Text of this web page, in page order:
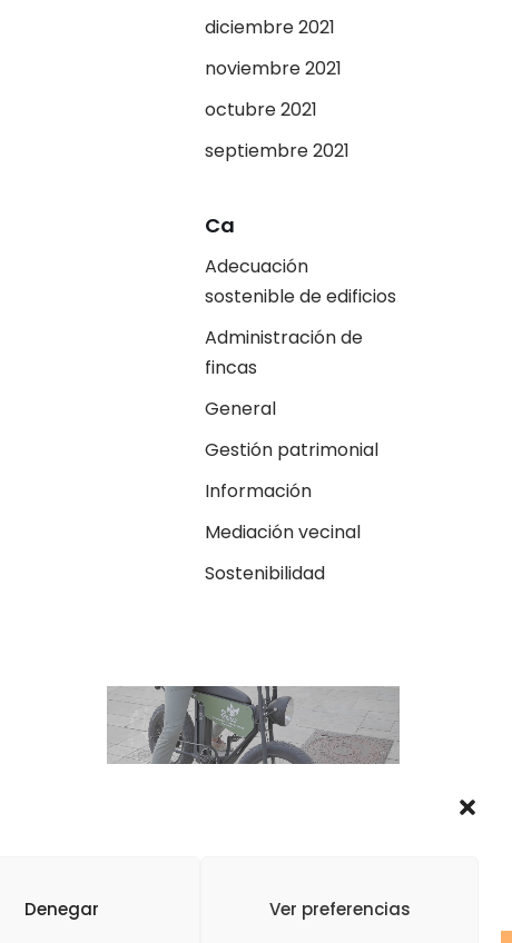
Denegar Ver preferencias
diciembre 2021
noviembre 2021
octubre 2021
septiembre 2021
Ca
Adecuación
sostenible de edificios
Administración de
fincas
General
Gestión patrimonial
Información
Mediación vecinal
Sostenibilidad